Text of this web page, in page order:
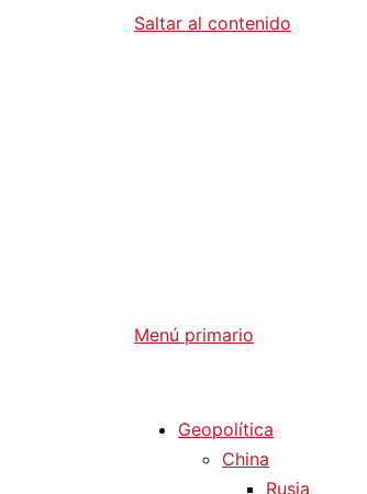
Saltar al contenido
Menú primario
Geopolítica
China
Rusia